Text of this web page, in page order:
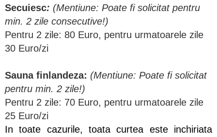
Secuiesc: (Mentiune: Poate fi solicitat pentru
min. 2 zile consecutive!)
Pentru 2 zile: 80 Euro, pentru urmatoarele zile
30 Euro/zi
Sauna finlandeza: (Mentiune: Poate fi solicitat
pentru min. 2 zile!)
Pentru 2 zile: 70 Euro, pentru urmatoarele zile
25 Euro/zi
In toate cazurile, toata curtea este inchiriata